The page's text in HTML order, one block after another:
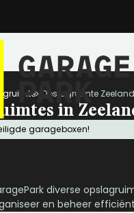
Opslagruimte Zeeland
in
garageboxen!
diverse
en beheer